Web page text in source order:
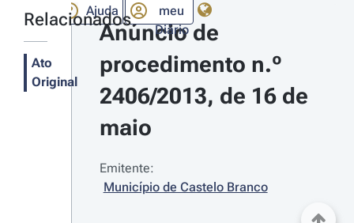
Ajuda
meu
Diário
Relacionados
Ato
Original
Anúncio de
procedimento n.º
2406/2013, de 16 de
maio
Emitente:
Município de Castelo Branco